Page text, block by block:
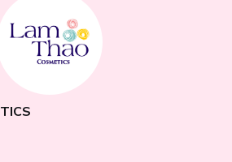
Phù hợp với nhiều dạng sản phẩm nền như